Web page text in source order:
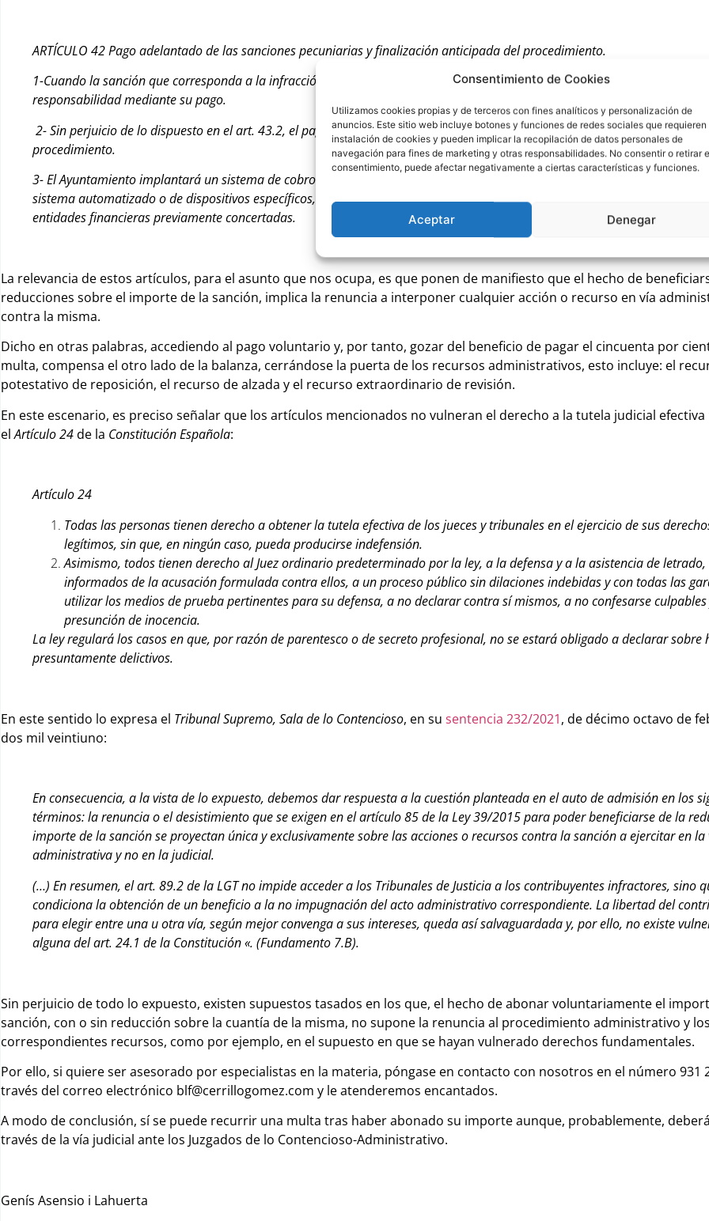
Consentimiento de Cookies
Utilizamos cookies propias y de terceros con fines analíticos y personalización de
anuncios. Este sitio web incluye botones y funciones de redes sociales que requieren
instalación de cookies y pueden implicar la recopilación de datos personales de
navegación para fines de marketing y otras responsabilidades. No consentir o retirar
consentimiento, puede afectar negativamente a ciertas características y funciones.
Aceptar Denegar
ARTÍCULO 42 Pago adelantado de las sanciones pecuniarias y finalización anticipada del procedimiento.
1-Cuando la sanción que corresponda a la infracción cometida tenga carácter pecuniario, el denunciado puede asumir su
responsabilidad mediante su pago.
2- Sin perjuicio de lo dispuesto en el art. 43.2, el pago adelantado del importe de la sanción de multa determina la
procedimiento.
3- El Ayuntamiento implantará un sistema de cobro anticipado e inmediato de multas con las reducciones pertinentes a
sistema automatizado o de dispositivos específicos, sin perjuicio de que, en todo caso, el pago pueda hacerse efectivo a
entidades financieras previamente concertadas.
La relevancia de estos artículos, para el asunto que nos ocupa, es que ponen de manifiesto que el hecho de
reducciones sobre el importe de la sanción, implica la renuncia a interponer cualquier acción o recurso en vía
contra la misma.
Dicho en otras palabras, accediendo al pago voluntario y, por tanto, gozar del beneficio de pagar el cincuenta por
multa, compensa el otro lado de la balanza, cerrándose la puerta de los recursos administrativos, esto incluye: el
potestativo de reposición, el recurso de alzada y el recurso extraordinario de revisión.
En este escenario, es preciso señalar que los artículos mencionados no vulneran el derecho a la tutela judicial
elArtículo 24de la Constitución Española:
Artículo 24
Todas las personas tienen derecho a obtener la tutela efectiva de los jueces y tribunales en el ejercicio de sus
legítimos, sin que, en ningún caso, pueda producirse indefensión.
Asimismo, todos tienen derecho al Juez ordinario predeterminado por la ley, a la defensa y a la asistencia de letrado,
informados de la acusación formulada contra ellos, a un proceso público sin dilaciones indebidas y con todas las
utilizar los medios de prueba pertinentes para su defensa, a no declarar contra sí mismos, a no confesarse
presunción de inocencia.
La ley regulará los casos en que, por razón de parentesco o de secreto profesional, no se estará obligado a declarar sobre
presuntamente delictivos.
En este sentido lo expresa el Tribunal Supremo, Sala de lo Contencioso, en su sentencia 232/2021, de décimo octavo de
dos mil veintiuno:
En consecuencia, a la vista de lo expuesto, debemos dar respuesta a la cuestión planteada en el auto de admisión en los
términos: la renuncia o el desistimiento que se exigen en el artículo 85 de la Ley 39/2015 para poder beneficiarse de la
importe de la sanción se proyectan única y exclusivamente sobre las acciones o recursos contra la sanción a ejercitar en la
administrativa y no en la judicial.
(…) En resumen, el art. 89.2 de la LGT no impide acceder a los Tribunales de Justicia a los contribuyentes infractores, sino
condiciona la obtención de un beneficio a la no impugnación del acto administrativo correspondiente. La libertad del
para elegir entre una u otra vía, según mejor convenga a sus intereses, queda así salvaguardada y, por ello, no existe
alguna del art. 24.1 de la Constitución «. (Fundamento 7.B).
Sin perjuicio de todo lo expuesto, existen supuestos tasados en los que, el hecho de abonar voluntariamente el
sanción, con o sin reducción sobre la cuantía de la misma, no supone la renuncia al procedimiento administrativo y los
correspondientes recursos, como por ejemplo, en el supuesto en que se hayan vulnerado derechos fundamentales.
Por ello, si quiere ser asesorado por especialistas en la materia, póngase en contacto con nosotros en el número 931
través del correo electrónico blf@cerrillogomez.com y le atenderemos encantados.
A modo de conclusión, sí se puede recurrir una multa tras haber abonado su importe aunque, probablemente,
través de la vía judicial ante los Juzgados de lo Contencioso-Administrativo.
Genís Asensio i Lahuerta